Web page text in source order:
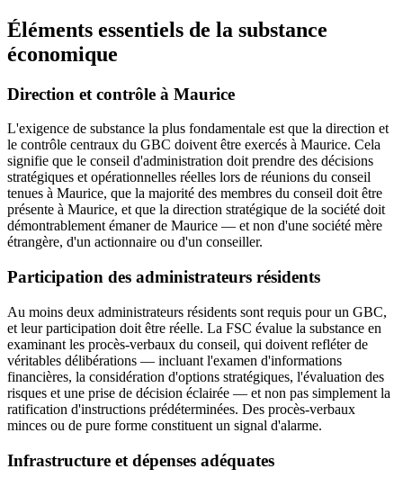
Éléments essentiels de la substance
économique
Direction et contrôle à Maurice
L'exigence de substance la plus fondamentale est que la direction et
le contrôle centraux du GBC doivent être exercés à Maurice. Cela
signifie que le conseil d'administration doit prendre des décisions
stratégiques et opérationnelles réelles lors de réunions du conseil
tenues à Maurice, que la majorité des membres du conseil doit être
présente à Maurice, et que la direction stratégique de la société doit
démontrablement émaner de Maurice — et non d'une société mère
étrangère, d'un actionnaire ou d'un conseiller.
Participation des administrateurs résidents
Au moins deux administrateurs résidents sont requis pour un GBC,
et leur participation doit être réelle. La FSC évalue la substance en
examinant les procès-verbaux du conseil, qui doivent refléter de
véritables délibérations — incluant l'examen d'informations
financières, la considération d'options stratégiques, l'évaluation des
risques et une prise de décision éclairée — et non pas simplement la
ratification d'instructions prédéterminées. Des procès-verbaux
minces ou de pure forme constituent un signal d'alarme.
Infrastructure et dépenses adéquates